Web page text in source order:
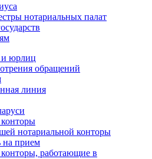
нотариальных палат
и юрлиц
обращений
линия
нотариальной конторы
на прием
работающие в